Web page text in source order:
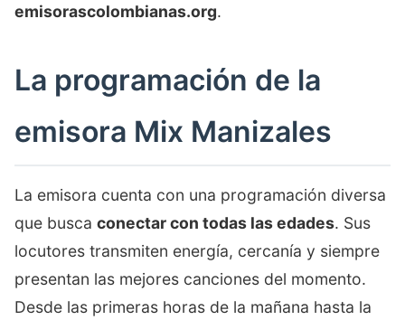
emisorascolombianas.org.
La programación de la
emisora Mix Manizales
La emisora cuenta con una programación diversa
que busca conectar con todas las edades. Sus
locutores transmiten energía, cercanía y siempre
presentan las mejores canciones del momento.
Desde las primeras horas de la mañana hasta la